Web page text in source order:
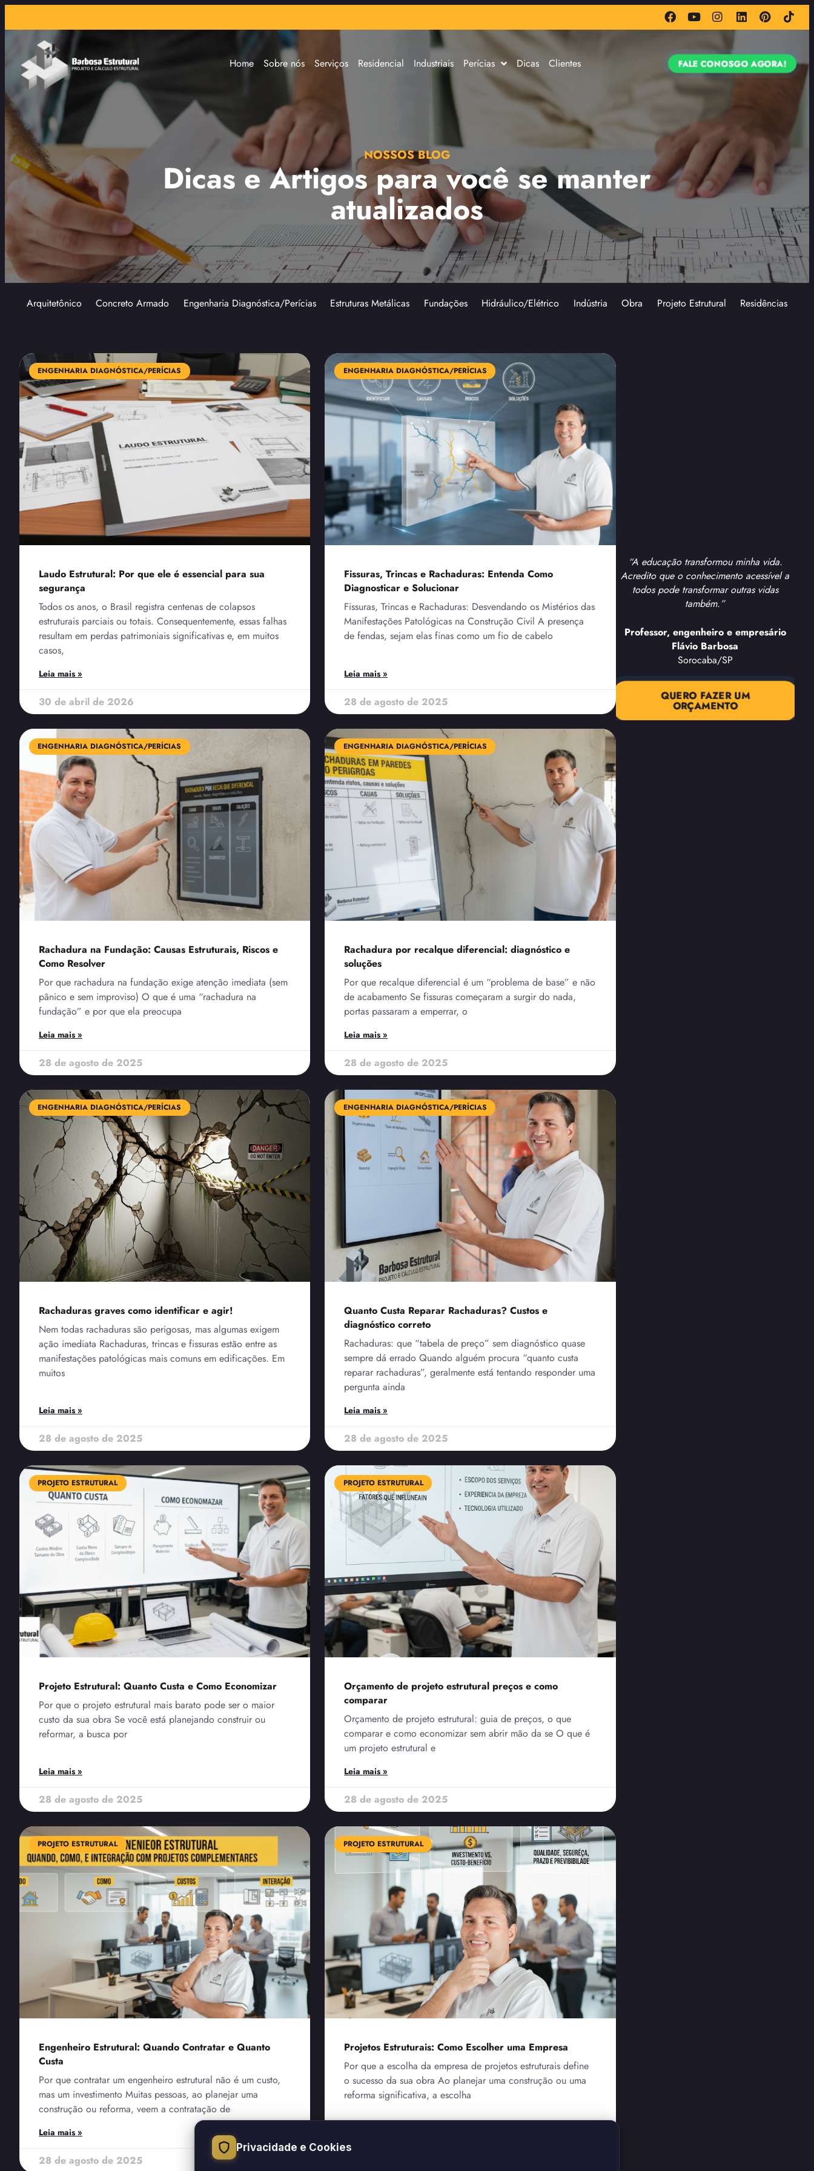
Home Sobre nós Serviços Residencial Industriais Perícias Dicas Clientes FALE CONOSGO AGORA!
NOSSOS BLOG
Dicas e Artigos para você se manter
atualizados
Arquitetônico Concreto Armado Engenharia Diagnóstica/Perícias Estruturas Metálicas Fundações Hidráulico/Elétrico Indústria Obra Projeto Estrutural Residências
ENGENHARIA DIAGNÓSTICA/PERÍCIAS
Laudo Estrutural: Por que ele é essencial para sua
segurança
Todos os anos, o Brasil registra centenas de colapsos
estruturais parciais ou totais. Consequentemente, essas falhas
resultam em perdas patrimoniais significativas e, em muitos
casos,
Leia mais »
30 de abril de 2026
ENGENHARIA DIAGNÓSTICA/PERÍCIAS
Fissuras, Trincas e Rachaduras: Entenda Como
Diagnosticar e Solucionar
Fissuras, Trincas e Rachaduras: Desvendando os Mistérios das
Manifestações Patológicas na Construção Civil A presença
de fendas, sejam elas finas como um fio de cabelo
Leia mais »
28 de agosto de 2025
ENGENHARIA DIAGNÓSTICA/PERÍCIAS
Rachadura na Fundação: Causas Estruturais, Riscos e
Como Resolver
Por que rachadura na fundação exige atenção imediata (sem
pânico e sem improviso) O que é uma “rachadura na
fundação” e por que ela preocupa
Leia mais »
28 de agosto de 2025
ENGENHARIA DIAGNÓSTICA/PERÍCIAS
Rachadura por recalque diferencial: diagnóstico e
soluções
Por que recalque diferencial é um “problema de base” e não
de acabamento Se fissuras começaram a surgir do nada,
portas passaram a emperrar, o
Leia mais »
28 de agosto de 2025
ENGENHARIA DIAGNÓSTICA/PERÍCIAS
Rachaduras graves como identificar e agir!
Nem todas rachaduras são perigosas, mas algumas exigem
ação imediata Rachaduras, trincas e fissuras estão entre as
manifestações patológicas mais comuns em edificações. Em
muitos
Leia mais »
28 de agosto de 2025
ENGENHARIA DIAGNÓSTICA/PERÍCIAS
Quanto Custa Reparar Rachaduras? Custos e
diagnóstico correto
Rachaduras: que “tabela de preço” sem diagnóstico quase
sempre dá errado Quando alguém procura “quanto custa
reparar rachaduras”, geralmente está tentando responder uma
pergunta ainda
Leia mais »
28 de agosto de 2025
PROJETO ESTRUTURAL
Projeto Estrutural: Quanto Custa e Como Economizar
Por que o projeto estrutural mais barato pode ser o maior
custo da sua obra Se você está planejando construir ou
reformar, a busca por
Leia mais »
28 de agosto de 2025
PROJETO ESTRUTURAL
Orçamento de projeto estrutural preços e como
comparar
Orçamento de projeto estrutural: guia de preços, o que
comparar e como economizar sem abrir mão da se O que é
um projeto estrutural e
Leia mais »
28 de agosto de 2025
PROJETO ESTRUTURAL
Engenheiro Estrutural: Quando Contratar e Quanto
Custa
Por que contratar um engenheiro estrutural não é um custo,
mas um investimento Muitas pessoas, ao planejar uma
construção ou reforma, veem a contratação de
Leia mais »
28 de agosto de 2025
PROJETO ESTRUTURAL
Projetos Estruturais: Como Escolher uma Empresa
Por que a escolha da empresa de projetos estruturais define
o sucesso da sua obra Ao planejar uma construção ou uma
reforma significativa, a escolha
“A educação transformou minha vida.
Acredito que o conhecimento acessível a
todos pode transformar outras vidas
também.”
Professor, engenheiro e empresário
Flávio Barbosa
Sorocaba/SP
QUERO FAZER UM
ORÇAMENTO
Privacidade e Cookies